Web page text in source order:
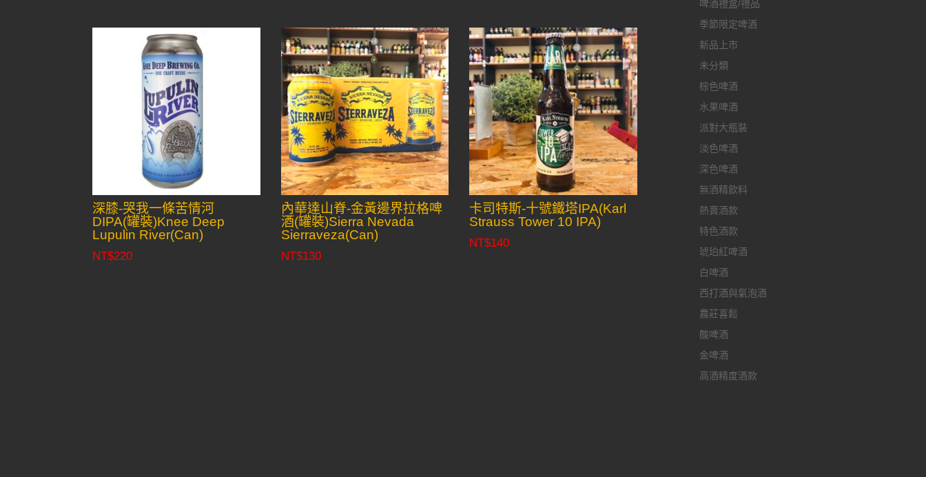
深膝-哭我一條苦情河
DIPA(罐裝)Knee Deep
Lupulin River(Can)
NT$220
內華達山脊-金黃邊界拉格啤
酒(罐裝)Sierra Nevada
Sierraveza(Can)
NT$130
卡司特斯-十號鐵塔IPA(Karl
Strauss Tower 10 IPA)
NT$140
啤酒禮盒/禮品
季節限定啤酒
新品上市
未分類
棕色啤酒
水果啤酒
派對大瓶裝
淡色啤酒
深色啤酒
無酒精飲料
熱賣酒款
特色酒款
琥珀紅啤酒
白啤酒
西打酒與氣泡酒
農莊喜鬆
酸啤酒
金啤酒
高酒精度酒款